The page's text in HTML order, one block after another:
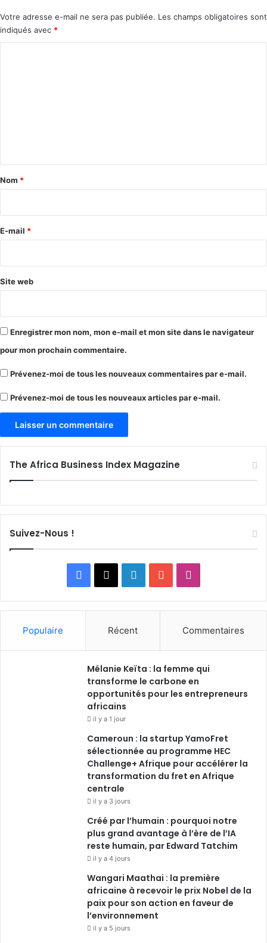
Votre adresse e-mail ne sera pas publiée. Les champs obligatoires sont
indiqués avec *
a
e
Nom *
E-mail *
Site web
Enregistrer mon nom, mon e-mail et mon site dans le navigateur
pour mon prochain commentaire.
Prévenez-moi de tous les nouveaux commentaires par e-mail.
Prévenez-moi de tous les nouveaux articles par e-mail.
The Africa Business Index Magazine
Suivez-Nous !
Facebook
X LinkedinYouTube
Populaire Récent Commentaires
Mélanie Keïta : la femme qui
transforme le carbone en
opportunités pour les entrepreneurs
africains
il y a 1 jour
Cameroun : la startup YamoFret
sélectionnée au programme HEC
Challenge+ Afrique pour accélérer la
transformation du fret en Afrique
centrale
il y a 3 jours
Créé par l’humain : pourquoi notre
plus grand avantage à l’ère de l’IA
reste humain, par Edward Tatchim
il y a 4 jours
Wangari Maathai : la première
africaine à recevoir le prix Nobel de la
paix pour son action en faveur de
l’environnement
il y a 5 jours